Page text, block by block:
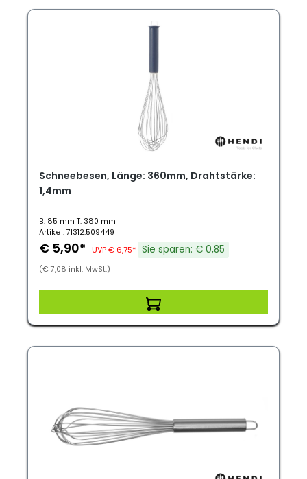
Schneebesen, Länge: 360mm, Drahtstärke:
1,4mm
B: 85 mm T: 380 mm
Artikel: 71312.509449
€ 5,90* UVP € 6,75* Sie sparen: € 0,85
(€ 7,08 inkl. MwSt.)